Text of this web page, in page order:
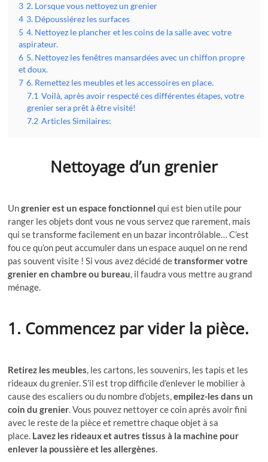
3 2. Lorsque vous nettoyez un grenier
4 3. Dépoussiérez les surfaces
5 4. Nettoyez le plancher et les coins de la salle avec votre
aspirateur.
6 5. Nettoyez les fenêtres mansardées avec un chiffon propre
et doux.
7 6. Remettez les meubles et les accessoires en place.
7.1 Voilà, après avoir respecté ces différentes étapes, votre
grenier sera prêt à être visité!
7.2 Articles Similaires:
Nettoyage d’un grenier
Ungrenier est un espace fonctionnel qui est bien utile pour
ranger les objets dont vous ne vous servez que rarement, mais
qui se transforme facilement en un bazar incontrôlable… C’est
fou ce qu’on peut accumuler dans un espace auquel on ne rend
pas souvent visite ! Si vous avez décidé detransformer votre
grenier en chambre ou bureau, il faudra vous mettre au grand
ménage.
1. Commencez par vider la pièce.
Retirez les meubles, les cartons, les souvenirs, les tapis et les
rideaux du grenier. S’il est trop difficile d’enlever le mobilier à
cause des escaliers ou du nombre d’objets,empilez-les dans un
coin du grenier. Vous pouvez nettoyer ce coin après avoir fini
avec le reste de la pièce et remettre chaque objet à sa
place. Lavez les rideaux et autres tissus à la machine pour
enlever la poussière et les allergènes.